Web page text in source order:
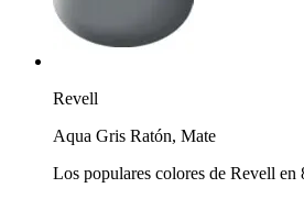
Revell
Aqua Gris Ratón, Mate
Los populares colores de Revell en